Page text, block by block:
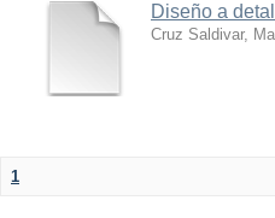
Diseño a
Cruz Saldivar,
1